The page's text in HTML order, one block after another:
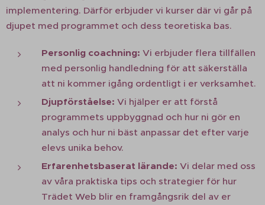
implementering. Därför erbjuder vi kurser där vi går på
djupet med programmet och dess teoretiska bas.
Personlig coachning: Vi erbjuder flera tillfällen
med personlig handledning för att säkerställa
att ni kommer igång ordentligt i er verksamhet.
Djupförståelse: Vi hjälper er att förstå
programmets uppbyggnad och hur ni gör en
analys och hur ni bäst anpassar det efter varje
elevs unika behov.
Erfarenhetsbaserat lärande: Vi delar med oss
av våra praktiska tips och strategier för hur
Trädet Web blir en framgångsrik del av er